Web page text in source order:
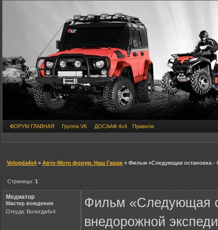
ФОРУМ ГЛАВНАЯ Группа VK ДОСААФ 4х4 Правила
Vologda4x4 » Авто-Мото форум. Наш Гараж » Фильм «Следующая остановка -
Страницы:1
Медиатор
Мастер вождения
Откуда: Вологда4х4
Фильм «Следующая
внедорожной